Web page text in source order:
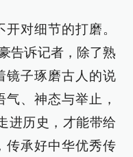
对细节的打磨。
告诉记者，除了熟
镜子琢磨古人的说
、神态与举止，
进历史，才能带给
传承好中华优秀传